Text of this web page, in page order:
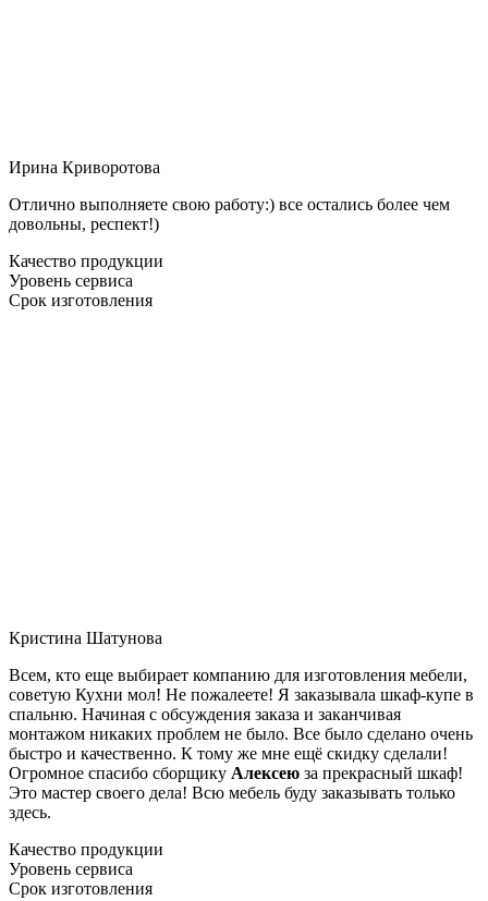
Ирина Криворотова
Отлично выполняете свою работу:) все остались более чем
довольны, респект!)
Качество продукции
Уровень сервиса
Срок изготовления
Кристина Шатунова
Всем, кто еще выбирает компанию для изготовления мебели,
советую Кухни мол! Не пожалеете! Я заказывала шкаф-купе в
спальню. Начиная с обсуждения заказа и заканчивая
монтажом никаких проблем не было. Все было сделано очень
быстро и качественно. К тому же мне ещё скидку сделали!
Огромное спасибо сборщику Алексею за прекрасный шкаф!
Это мастер своего дела! Всю мебель буду заказывать только
здесь.
Качество продукции
Уровень сервиса
Срок изготовления